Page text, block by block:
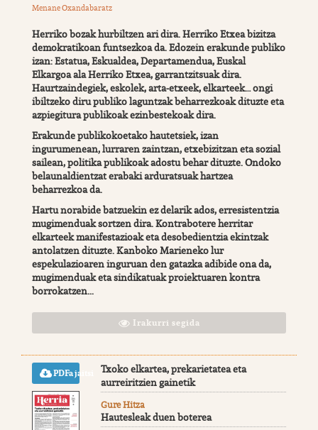
Menane Oxandabaratz
Herriko bozak hurbiltzen ari dira. Herriko Etxea bizitza
demokratikoan funtsezkoa da. Edozein erakunde publiko
izan: Estatua, Eskualdea, Departamendua, Euskal
Elkargoa ala Herriko Etxea, garrantzitsuak dira.
Haurtzaindegiek, eskolek, arta-etxeek, elkarteek… ongi
ibiltzeko diru publiko laguntzak beharrezkoak dituzte eta
azpiegitura publikoak ezinbestekoak dira.
Erakunde publikokoetako hautetsiek, izan
ingurumenean, lurraren zaintzan, etxebizitzan eta sozial
sailean, politika publikoak adostu behar dituzte. Ondoko
belaunaldientzat erabaki arduratsuak hartzea
beharrezkoa da.
Hartu norabide batzuekin ez delarik ados, erresistentzia
mugimenduak sortzen dira. Kontrabotere herritar
elkarteek manifestazioak eta desobedientzia ekintzak
antolatzen dituzte. Kanboko Marieneko lur
espekulazioaren inguruan den gatazka adibide ona da,
mugimenduak eta sindikatuak proiektuaren kontra
borrokatzen...
Irakurri segida
PDFa jaitsi
Txoko elkartea, prekarietatea eta
aurreiritzien gainetik
Gure Hitza
Hautesleak duen boterea